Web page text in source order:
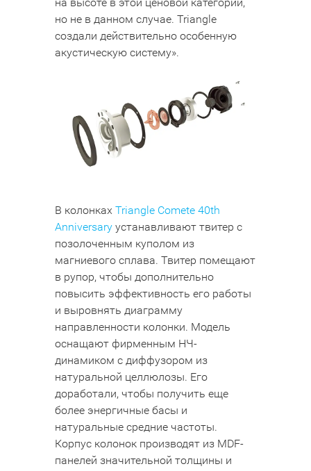
но не в данном случае. Triangle
создали действительно особенную
акустическую систему».
В колонках Triangle Comete 40th
Anniversary устанавливают твитер c
позолоченным куполом из
магниевого сплава. Твитер помещают
в рупор, чтобы дополнительно
повысить эффективность его работы
и выровнять диаграмму
направленности колонки. Модель
оснащают фирменным НЧ-
динамиком с диффузором из
натуральной целлюлозы. Его
доработали, чтобы получить еще
более энергичные басы и
натуральные средние частоты.
Корпус колонок производят из MDF-
панелей значительной толщины и